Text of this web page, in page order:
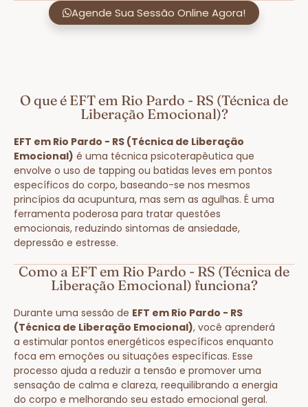
Agende Sua Sessão Online Agora!
O que é EFT em Rio Pardo - RS (Técnica de
Liberação Emocional)?
EFT em Rio Pardo - RS (Técnica de Liberação
Emocional) é uma técnica psicoterapêutica que
envolve o uso de tapping ou batidas leves em pontos
específicos do corpo, baseando-se nos mesmos
princípios da acupuntura, mas sem as agulhas. É uma
ferramenta poderosa para tratar questões
emocionais, reduzindo sintomas de ansiedade,
depressão e estresse.
Como a EFT em Rio Pardo - RS (Técnica de
Liberação Emocional) funciona?
Durante uma sessão de EFT em Rio Pardo - RS
(Técnica de Liberação Emocional), você aprenderá
a estimular pontos energéticos específicos enquanto
foca em emoções ou situações específicas. Esse
processo ajuda a reduzir a tensão e promover uma
sensação de calma e clareza, reequilibrando a energia
do corpo e melhorando seu estado emocional geral.